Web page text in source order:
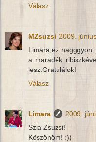
Válasz
MZsuzsi 2009.
Limara,ez nagggyon
a maradék
lesz.Gratulálok!
Válasz
Limara
2009.
Szia Zsuzsi!
Köszönöm! :))